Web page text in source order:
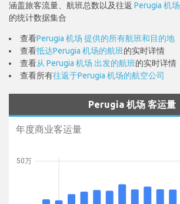
涵盖旅客流量、航班总数以及往返 Perugia 机场
的统计数据集合
查看Perugia 机场 提供的所有航班和目的地
查看抵达Perugia 机场的航班的实时详情
查看从 Perugia 机场 出发的航班的实时详情
查看所有往返于Perugia 机场的航空公司
Perugia 机场 客运量
年度商业客运量
50万